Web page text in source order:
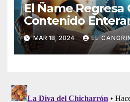
El Ñame Regresa
Contenido
Generado Por
Artificial
MAR 18, 2024 EL